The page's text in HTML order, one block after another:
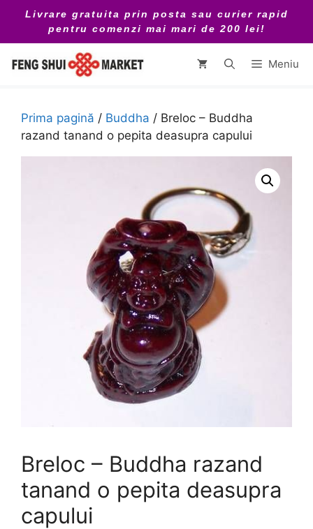
conținut
Livrare gratuita prin posta sau curier rapid
pentru comenzi mai mari de 200 lei!
Meniu
Prima pagină / Buddha / Breloc – Buddha
razand tanand o pepita deasupra capului
Breloc – Buddha razand
tanand o pepita deasupra
capului